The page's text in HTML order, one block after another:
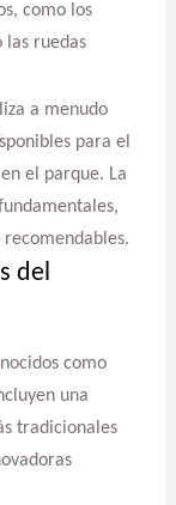
como los
las ruedas
a menudo
para el
el parque. La
del
como
una
tradicionales